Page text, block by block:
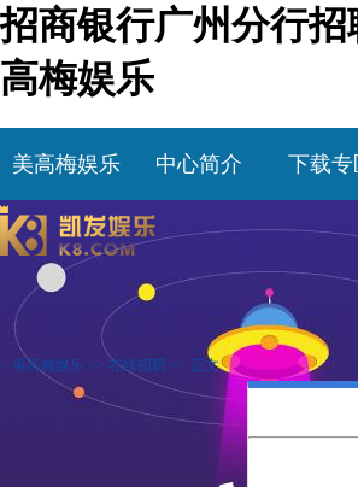
招商银行广州分行
高梅娱乐
美高梅娱乐 中心简介 下载专
> 美高梅娱乐 >> 在线招聘 >> 正文